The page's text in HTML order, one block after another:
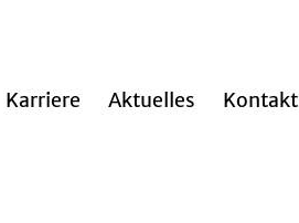
Karriere Aktuelles Kontakt